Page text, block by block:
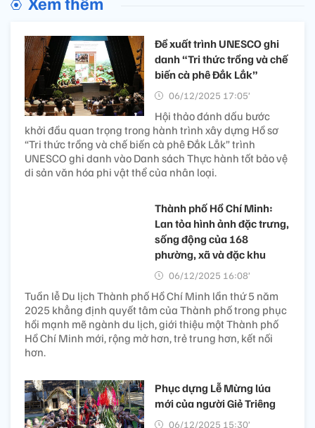
Đề xuất trình UNESCO ghi
danh “Tri thức trồng và chế
biến cà phê Đắk Lắk”
06/12/2025 17:05’
Hội thảo đánh dấu bước
khởi đầu quan trọng trong hành trình xây dựng Hồ sơ
“Tri thức trồng và chế biến cà phê Đắk Lắk” trình
UNESCO ghi danh vào Danh sách Thực hành tốt bảo vệ
di sản văn hóa phi vật thể của nhân loại.
Thành phố Hồ Chí Minh:
Lan tỏa hình ảnh đặc trưng,
sống động của 168
phường, xã và đặc khu
06/12/2025 16:08’
Tuần lễ Du lịch Thành phố Hồ Chí Minh lần thứ 5 năm
2025 khẳng định quyết tâm của Thành phố trong phục
hồi mạnh mẽ ngành du lịch, giới thiệu một Thành phố
Hồ Chí Minh mới, rộng mở hơn, trẻ trung hơn, kết nối
hơn.
Phục dựng Lễ Mừng lúa
mới của người Giẻ Triêng
06/12/2025 15:30’